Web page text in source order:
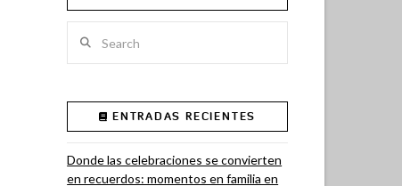
ENTRADAS RECIENTES
Donde las celebraciones se convierten
en recuerdos: momentos en familia en